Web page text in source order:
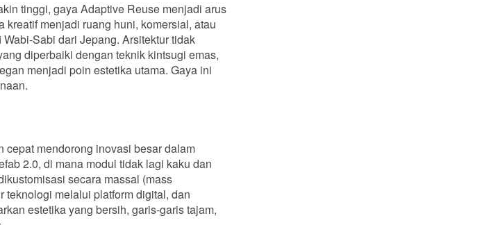
tinggi, gaya Adaptive Reuse menjadi arus
menjadi ruang huni, komersial, atau
Sabi dari Jepang. Arsitektur tidak
diperbaiki dengan teknik kintsugi emas,
menjadi poin estetika utama. Gaya ini
mendorong inovasi besar dalam
2.0, di mana modul tidak lagi kaku dan
secara massal (mass
teknologi melalui platform digital, dan
estetika yang bersih, garis-garis tajam,